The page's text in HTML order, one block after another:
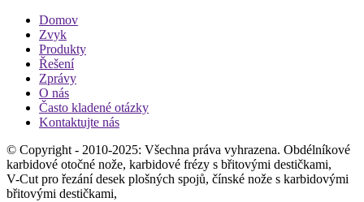
Domov
Zvyk
Produkty
Řešení
Zprávy
O nás
Často kladené otázky
Kontaktujte nás
© Copyright - 2010-2025: Všechna práva vyhrazena. Obdélníkové
karbidové otočné nože, karbidové frézy s břitovými destičkami,
V-Cut pro řezání desek plošných spojů, čínské nože s karbidovými
břitovými destičkami,